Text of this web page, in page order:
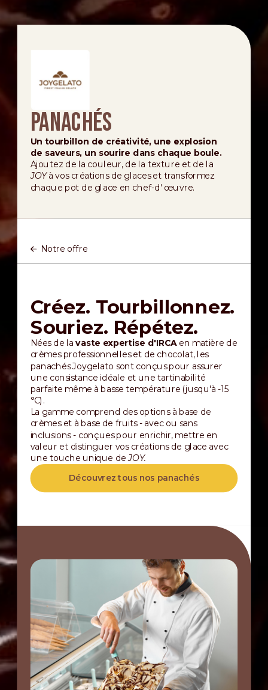
Panachés
Un tourbillon de créativité, une explosion
de saveurs, un sourire dans chaque boule.
Ajoutez de la couleur, de la texture et de la
JOYà vos créations de glaces et transformez
chaque pot de glace en chef-d' œuvre.
Notre offre
Créez. Tourbillonnez.
Souriez. Répétez.
Nées de lavaste expertise d'IRCAen matière de
crèmes professionnelles et de chocolat, les
panachés Joygelato sont conçus pour assurer
une consistance idéale et une tartinabilité
parfaite même à basse température (jusqu'à -15
°C).
La gamme comprend des options à base de
crèmes et à base de fruits - avec ou sans
inclusions - conçues pour enrichir, mettre en
valeur et distinguer vos créations de glace avec
une touche unique deJOY.
Découvrez tous nos panachés